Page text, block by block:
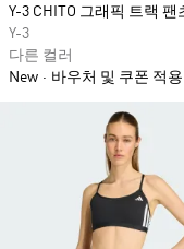
Y-3 CHITO 그래픽 트랙 팬
Y-3
다른 컬러
New
바우처 및 쿠폰 적용